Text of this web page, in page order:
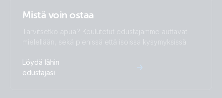
Mistä voin ostaa
Tarvitsetko apua? Koulutetut edustajamme auttavat
mielellään, sekä pienissä että isoissa kysymyksissä.
Löydä lähin
edustajasi